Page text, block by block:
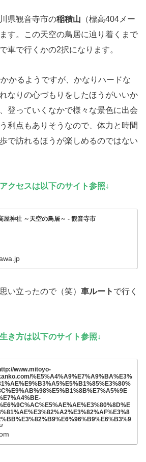
県観音寺市の稲積山 （標高404メー
す。この天空の鳥居に辿り着くまで
車で行くかの2択になります。
かかるようですが、かなりハードな
なりの心づもりをしたほうがいいか
登っていくなかで様々な景色に出会
利点もありそうなので、体力と時間
で訪れるほうが楽しめるのではない
クセスは以下のサイト参照↓
屋神社 ～天空の鳥居～ - 観音寺市
い立ったので（笑） 車ルート で行く
き方は以下のサイト参照↓
www.mitoyo-
%E5%A4%A9%E7%A9%BA%E3%